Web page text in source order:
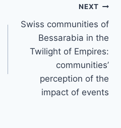
NEXT
Swiss communities of
Bessarabia in the
Twilight of Empires:
communities’
perception of the
impact of events